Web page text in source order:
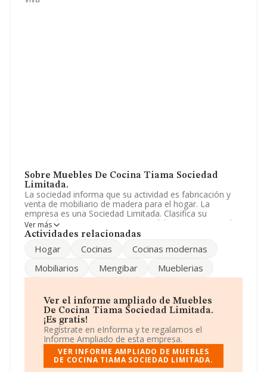
Sobre Muebles De Cocina Tiama Sociedad
Limitada.
La sociedad informa que su actividad es fabricación y
venta de mobiliario de madera para el hogar. La
empresa es una Sociedad Limitada. Clasifica su
actividad CNAE como '%cnae%', código 3100. No realiza
actividad de importación y/o exportación.
Para más información es posible contactar a través del
página web es
www.tiama.es.
Limitada , B23440738, tiene su domicilio social
establecido en Carretera Bailen-motril núm. S/N,
(23620), en el municipio de Mengibar, provincia de Jaén,
Andalucía.
En relación con el sector y disponiendo de los datos de
hasta 14.916 empresas, a nivel nacional la facturación
asciende a 7.289 millones de euros y el promedio de la
Ver más
Actividades relacionadas
Hogar Cocinas
Cocinas modernas
Mobiliarios
Mengibar Mueblerias
Ver el informe ampliado de Muebles
De Cocina Tiama Sociedad Limitada.
¡Es gratis!
Regístrate en eInforma y te regalamos el
Informe Ampliado de esta empresa.
VER INFORME AMPLIADO DE MUEBLES
DE COCINA TIAMA SOCIEDAD LIMITADA.